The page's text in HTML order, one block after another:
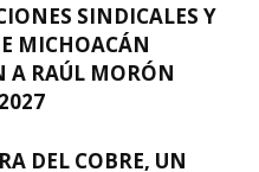
SINDICALES Y
MICHOACÁN
A RAÚL MORÓN
DEL COBRE, UN